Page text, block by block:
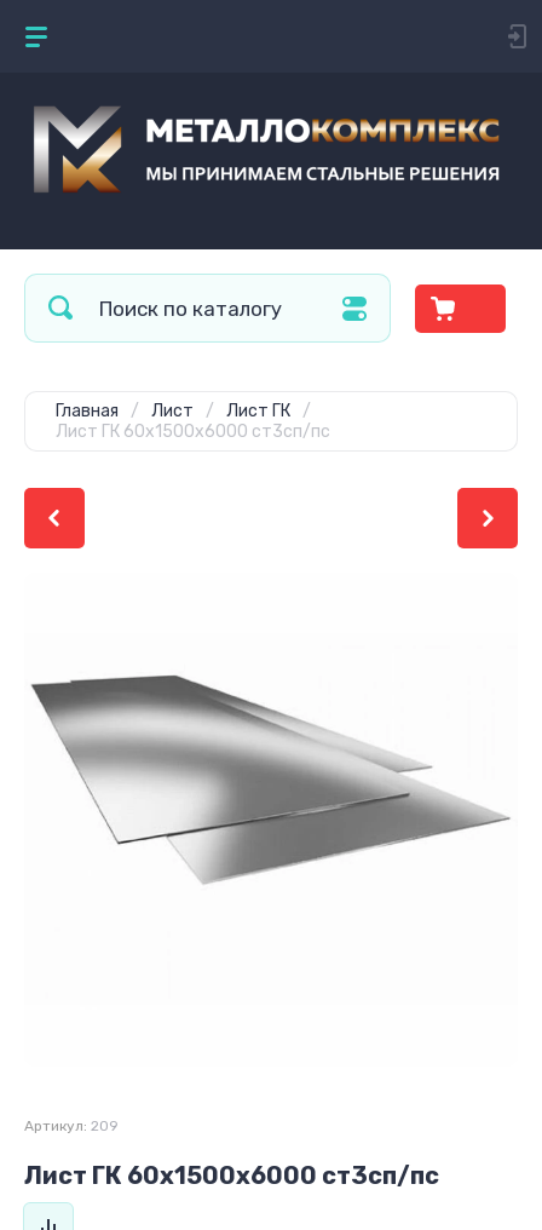
Главная / Лист / Лист ГК
/
Лист ГК 60х1500х6000 ст3сп/пс
Артикул: 209
Лист ГК 60х1500х6000 ст3сп/пс